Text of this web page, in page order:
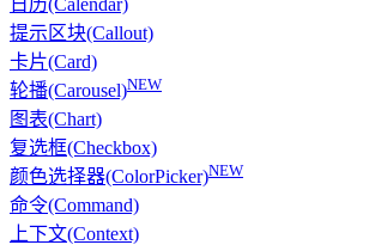
日历(Calendar)
提示区块(Callout)
卡片(Card)
轮播(Carousel)NEW
图表(Chart)
复选框(Checkbox)
颜色选择器(ColorPicker)NEW
命令(Command)
上下文(Context)